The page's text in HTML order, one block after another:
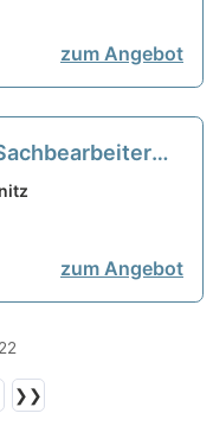
zum Angebot
(m/w/d)
zum Angebot
❯❯